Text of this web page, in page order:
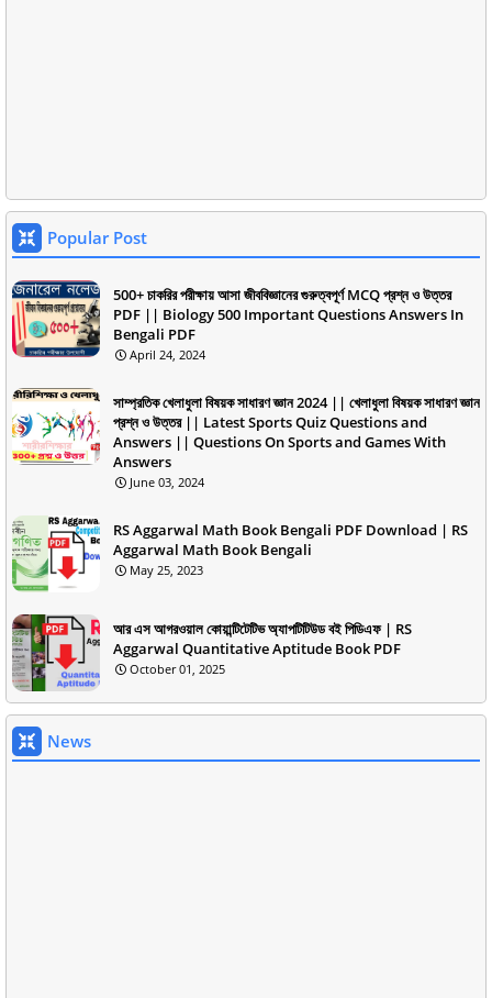
Popular Post
500+ চাকরির পরীক্ষায় আসা জীববিজ্ঞানের গুরুত্বপূর্ণ MCQ প্রশ্ন ও উত্তর
PDF || Biology 500 Important Questions Answers In
Bengali PDF
April 24, 2024
সাম্প্রতিক খেলাধুলা বিষয়ক সাধারণ জ্ঞান 2024 || খেলাধুলা বিষয়ক সাধারণ জ্ঞান
প্রশ্ন ও উত্তর || Latest Sports Quiz Questions and
Answers || Questions On Sports and Games With
Answers
June 03, 2024
RS Aggarwal Math Book Bengali PDF Download | RS
Aggarwal Math Book Bengali
May 25, 2023
আর এস আগরওয়াল কোয়ান্টিটেটিভ অ্যাপটিটিউড বই পিডিএফ | RS
Aggarwal Quantitative Aptitude Book PDF
October 01, 2025
News